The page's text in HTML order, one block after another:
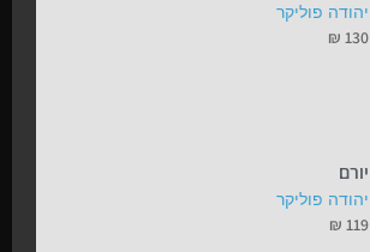
יהודה פוליקר
₪ 130
יורם
יהודה פוליקר
₪ 119